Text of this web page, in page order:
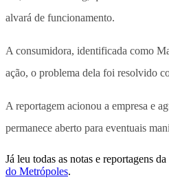
alvará de funcionamento.
A consumidora, identificada como
ação, o problema dela foi resolvido
A reportagem acionou a empresa e
permanece aberto para eventuais
Já leu todas as notas e reportagens
do Metrópoles.